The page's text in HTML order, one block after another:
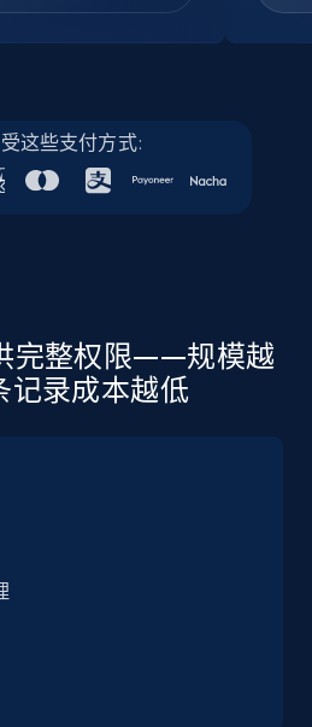
这些支付方式:
完整权限——规模越
记录成本越低